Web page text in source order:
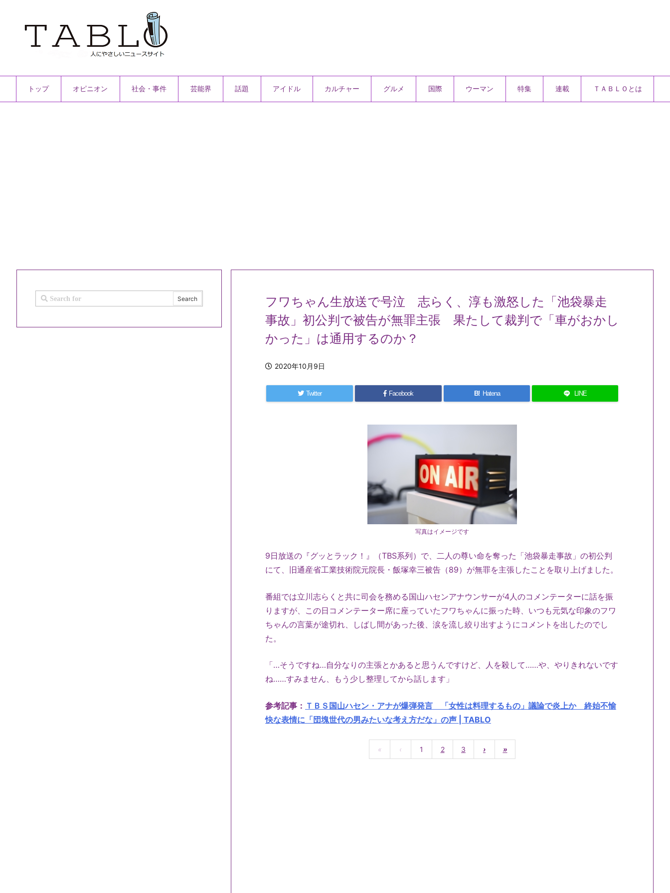
トップ オピニオン 社会・事件 芸能界 話題 アイドル カルチャー グルメ 国際 ウーマン 特集 連載 ＴＡＢＬＯとは
フワちゃん生放送で号泣 志らく、淳も激怒した「池袋暴走
事故」初公判で被告が無罪主張 果たして裁判で「車がおかし
かった」は通用するのか？
2020年10月9日
Twitter Facebook B! Hatena LINE
写真はイメージです
9日放送の『グッとラック！』（TBS系列）で、二人の尊い命を奪った「池袋暴走事故」の初公判
にて、旧通産省工業技術院元院長・飯塚幸三被告（89）が無罪を主張したことを取り上げました。
番組では立川志らくと共に司会を務める国山ハセンアナウンサーが4人のコメンテーターに話を振
りますが、この日コメンテーター席に座っていたフワちゃんに振った時、いつも元気な印象のフワ
ちゃんの言葉が途切れ、しばし間があった後、涙を流し絞り出すようにコメントを出したのでし
た。
「…そうですね…自分なりの主張とかあると思うんですけど、人を殺して……や、やりきれないです
ね……すみません、もう少し整理してから話します」
参考記事： ＴＢＳ国山ハセン・アナが爆弾発言 「女性は料理するもの」議論で炎上か 終始不愉
快な表情に「団塊世代の男みたいな考え方だな」の声 | TABLO
« ‹ 1 2 3 › »